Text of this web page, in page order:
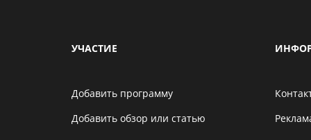
УЧАСТИЕ
Добавить программу
Добавить обзор или статью